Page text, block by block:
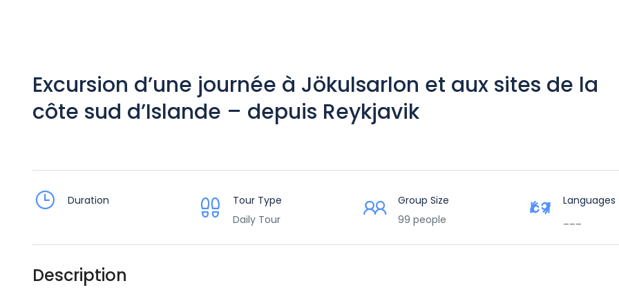
Excursion d’une journée à Jökulsarlon et aux sites de la
côte sud d’Islande – depuis Reykjavik
Duration
Tour Type
Daily Tour
Group Size
99 people
Languages
Description